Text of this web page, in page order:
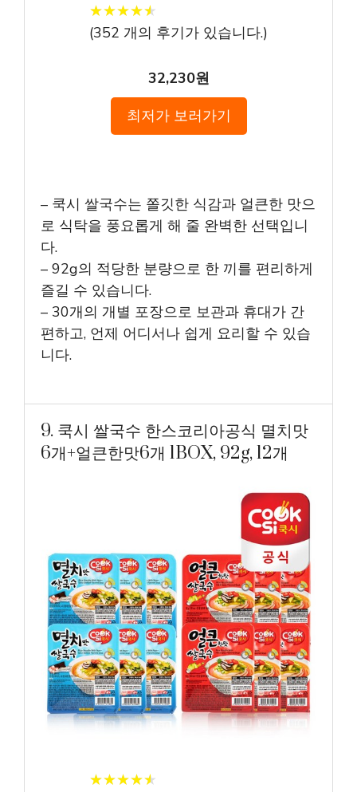
★★★★★
★★★★★
(352 개의 후기가 있습니다.)
32,230원
최저가 보러가기
– 쿡시 쌀국수는 쫄깃한 식감과 얼큰한 맛으
로 식탁을 풍요롭게 해 줄 완벽한 선택입니
다.
– 92g의 적당한 분량으로 한 끼를 편리하게
즐길 수 있습니다.
– 30개의 개별 포장으로 보관과 휴대가 간
편하고, 언제 어디서나 쉽게 요리할 수 있습
니다.
9. 쿡시 쌀국수 한스코리아공식 멸치맛
6개+얼큰한맛6개 1BOX, 92g, 12개
★★★★★
★★★★★